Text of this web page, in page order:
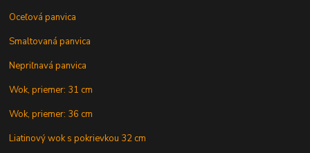
Oceľová panvica
Smaltovaná panvica
Nepriľnavá panvica
Wok, priemer: 31 cm
Wok, priemer: 36 cm
Liatinový wok s pokrievkou 32 cm